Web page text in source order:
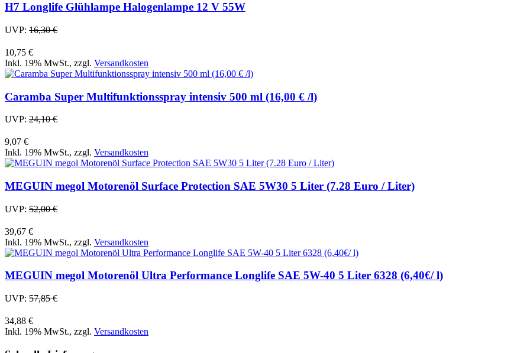
H7 Longlife Glühlampe Halogenlampe 12 V 55W
UVP: 16,30 €
10,75 €
Inkl. 19% MwSt., zzgl. Versandkosten
Caramba Super Multifunktionsspray intensiv 500 ml (16,00 € /l)
UVP: 24,10 €
9,07 €
Inkl. 19% MwSt., zzgl. Versandkosten
MEGUIN megol Motorenöl Surface Protection SAE 5W30 5 Liter (7.28 Euro / Liter)
UVP: 52,00 €
39,67 €
Inkl. 19% MwSt., zzgl. Versandkosten
MEGUIN megol Motorenöl Ultra Performance Longlife SAE 5W-40 5 Liter 6328 (6,40€/ l)
UVP: 57,85 €
34,88 €
Inkl. 19% MwSt., zzgl. Versandkosten